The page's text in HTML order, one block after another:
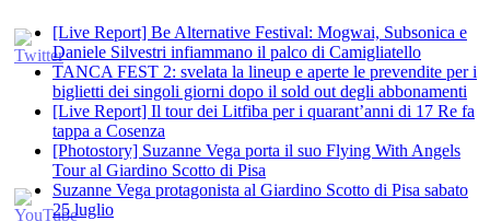
[Live Report] Be Alternative Festival: Mogwai, Subsonica e
Daniele Silvestri infiammano il palco di Camigliatello
TANCA FEST 2: svelata la lineup e aperte le prevendite per i
biglietti dei singoli giorni dopo il sold out degli abbonamenti
[Live Report] Il tour dei Litfiba per i quarant’anni di 17 Re fa
tappa a Cosenza
[Photostory] Suzanne Vega porta il suo Flying With Angels
Tour al Giardino Scotto di Pisa
Suzanne Vega protagonista al Giardino Scotto di Pisa sabato
25 luglio